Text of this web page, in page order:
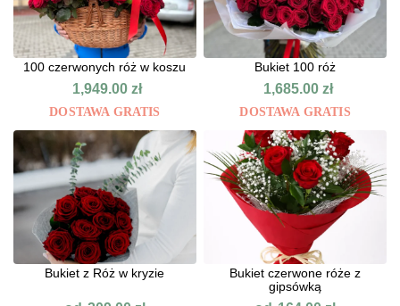
100 czerwonych róż w koszu
1,949.00zł
DOSTAWA GRATIS
Bukiet 100 róż
1,685.00 zł
DOSTAWA GRATIS
Bukiet z Róż w kryzie
Bukiet czerwone róże z
gipsówką